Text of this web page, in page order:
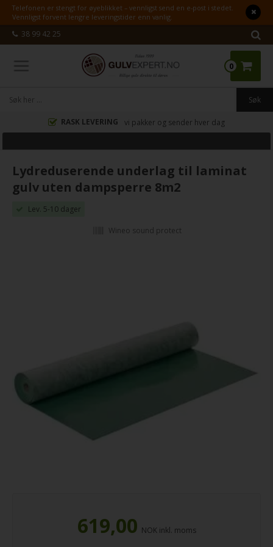
Telefonen er stengt for øyeblikket – vennligst send en e-post i stedet.
Vennligst forvent lengre leveringstider enn vanlig.
38 99 42 25
0
RASK LEVERING vi pakker og sender hver dag
Lydreduserende underlag til laminat
gulv uten dampsperre 8m2
Lev. 5-10 dager
Wineo sound protect
619,00 NOK inkl. moms